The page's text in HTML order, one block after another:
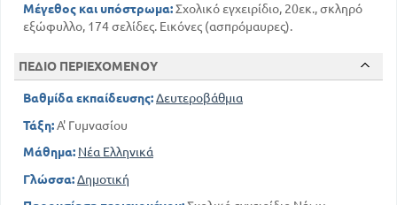
ΣΥΜΒΟΛΙΣΜΟΙ ΑΛΛΗΓΟΡΕΙΣ ΜΥΘΟΙ
Ο ΠΛΟΥΤΟΣ ΚΑΙ Η ΕΥΤΥΧΙΑ
Βαλαωρίτης Αριστοτέλης
Δάφνης Στέφανος
Λεξιλόγιο
Μέγεθος και υπόστρωμα:Σχολικό εγχειρίδιο, 20εκ., σκληρό
εξώφυλλο, 174 σελίδες. Εικόνες (ασπρόμαυρες).
ΠΕΔΙΟ ΠΕΡΙΕΧΟΜΕΝΟΥ
Βαθμίδα εκπαίδευσης:Δευτεροβάθμια
Τάξη:Α' Γυμνασίου
Μάθημα: Νέα Ελληνικά
Γλώσσα:Δημοτική